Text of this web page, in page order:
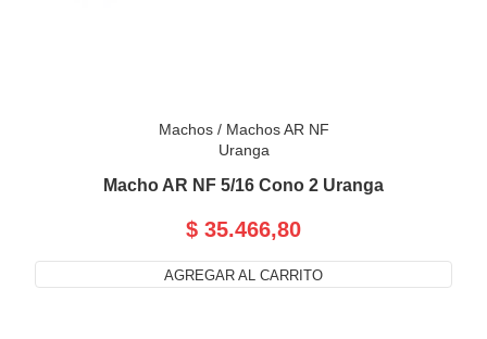
Machos/ Machos AR NF
Uranga
Macho AR NF 5/16 Cono 2 Uranga
$ 35.466,80
AGREGAR AL CARRITO